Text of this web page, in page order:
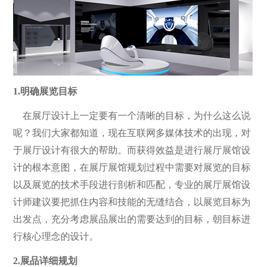
1.明确展览目标
在展厅设计上一定要有一个清晰的目标，为什么这么说
呢？我们大家都知道，现在互联网多媒体技术的出现，对
于展厅设计有很大的帮助。而获得效益是进行展厅展馆设
计的根本意图，在展厅展馆规划过程中需要对展览的目标
以及展览的技术手段进行剖析和匹配，专业的展厅展馆设
计师建议要把抓住内容和技能的无缝结合，以展览目标为
出发点，充分考虑展品展出的需要达到的目标，朝目标进
行核心理念的设计。
2.展品详细规划